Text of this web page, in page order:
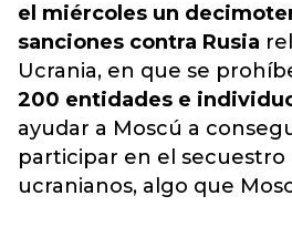
el miércoles un
sanciones contra Rusia
Ucrania, en que se
200 entidades e
ayudar a Moscú a
participar en el secuestro
ucranianos, algo que